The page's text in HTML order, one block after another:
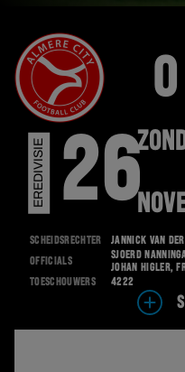
EREDIVISIE 26
Scheidsrechter
Jannick van der
Officials
Sjoerd
Johan Higler,
Toeschouwers
4222